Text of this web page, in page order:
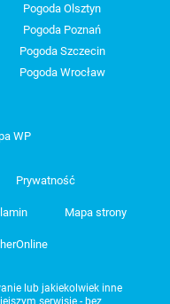
Pogoda Olsztyn
Pogoda Poznań
Pogoda Szczecin
Pogoda Wrocław
WP
Prywatność
Mapa strony
lub jakiekolwiek inne
serwisie - bez